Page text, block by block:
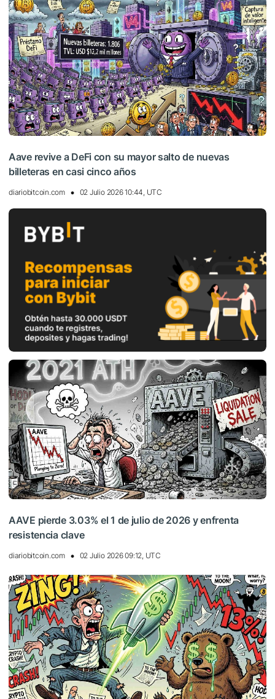
Aave revive a DeFi con su mayor salto de nuevas
billeteras en casi cinco años
diariobitcoin.com 02 Julio 2026 10:44, UTC
AAVE pierde 3.03% el 1 de julio de 2026 y enfrenta
resistencia clave
diariobitcoin.com 02 Julio 2026 09:12, UTC